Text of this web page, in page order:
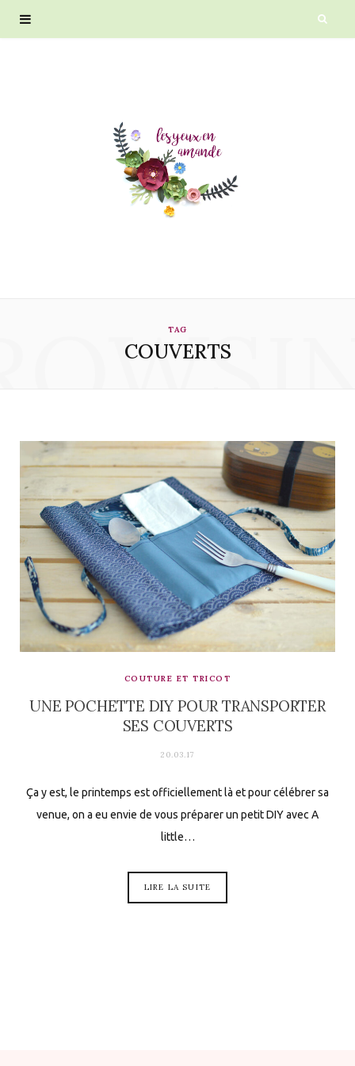
TAG
COUVERTS
COUTURE ET TRICOT
UNE POCHETTE DIY POUR TRANSPORTER
SES COUVERTS
20.03.17
Ça y est, le printemps est officiellement là et pour célébrer sa
venue, on a eu envie de vous préparer un petit DIY avec A
little…
LIRE LA SUITE